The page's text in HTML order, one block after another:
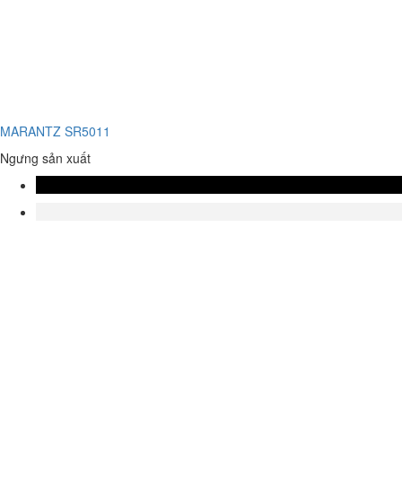
MARANTZ SR5011
Ngưng sản xuất